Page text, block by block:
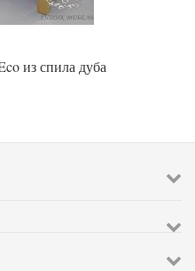
из спила дуба